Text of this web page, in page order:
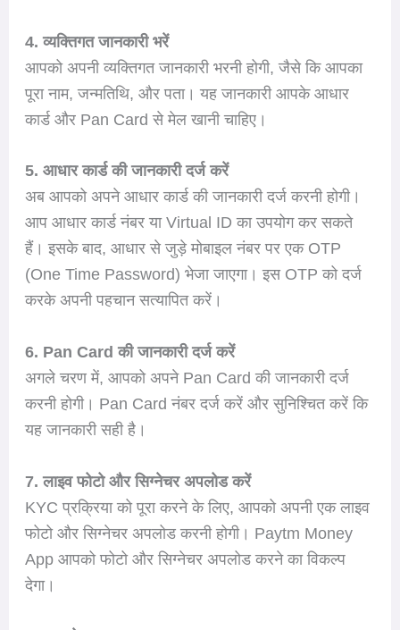
4. व्यक्तिगत जानकारी भरें
आपको अपनी व्यक्तिगत जानकारी भरनी होगी, जैसे कि आपका
पूरा नाम, जन्मतिथि, और पता। यह जानकारी आपके आधार
कार्ड और Pan Card से मेल खानी चाहिए।
5. आधार कार्ड की जानकारी दर्ज करें
अब आपको अपने आधार कार्ड की जानकारी दर्ज करनी होगी।
आप आधार कार्ड नंबर या Virtual ID का उपयोग कर सकते
हैं। इसके बाद, आधार से जुड़े मोबाइल नंबर पर एक OTP
(One Time Password) भेजा जाएगा। इस OTP को दर्ज
करके अपनी पहचान सत्यापित करें।
6. Pan Card की जानकारी दर्ज करें
अगले चरण में, आपको अपने Pan Card की जानकारी दर्ज
करनी होगी। Pan Card नंबर दर्ज करें और सुनिश्चित करें कि
यह जानकारी सही है।
7. लाइव फोटो और सिग्नेचर अपलोड करें
KYC प्रक्रिया को पूरा करने के लिए, आपको अपनी एक लाइव
फोटो और सिग्नेचर अपलोड करनी होगी। Paytm Money
App आपको फोटो और सिग्नेचर अपलोड करने का विकल्प
देगा।